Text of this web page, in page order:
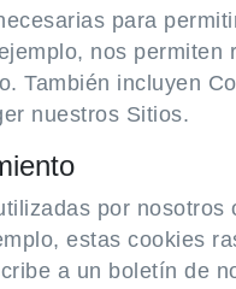
para
nos
También incluyen
nuestros Sitios.
por
estas cookies
a un boletín de